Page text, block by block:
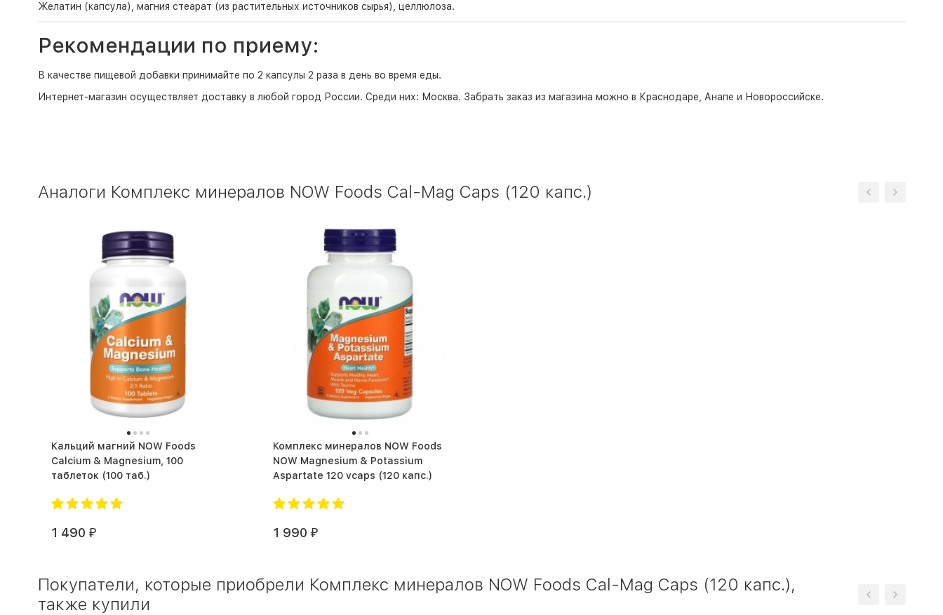
Желатин (капсула), магния стеарат (из растительных источников сырья), целлюлоза.
Рекомендации по приему:
В качестве пищевой добавки принимайте по 2 капсулы 2 раза в день во время еды.
Интернет-магазин осуществляет доставку в любой город России. Среди них: Москва. Забрать заказ из магазина можно в Краснодаре, Анапе и Новороссийске.
Аналоги Комплекс минералов NOW Foods Cal-Mag Caps (120 капс.)
Кальций магний NOW Foods
Calcium & Magnesium, 100
таблеток (100 таб.)
1 490 ₽
Комплекс минералов NOW Foods
NOW Magnesium & Potassium
Aspartate 120 vcaps (120 капс.)
1 990 ₽
Покупатели, которые приобрели Комплекс минералов NOW Foods Cal-Mag Caps (120 капс.),
также купили